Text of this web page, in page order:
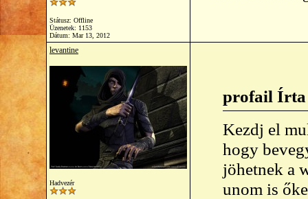
Státusz: Offline
Üzenetek: 1153
Dátum: Mar 13, 2012
levantine
Hadvezér
profail Írta
Kezdj el
hogy
jöhetnek a
unom is